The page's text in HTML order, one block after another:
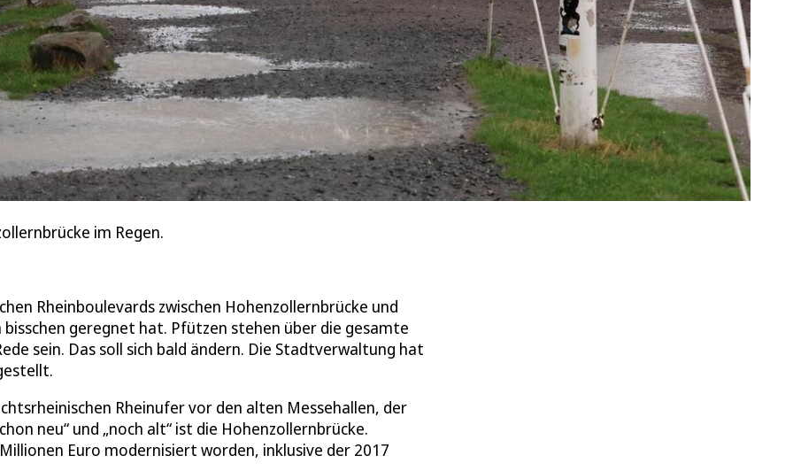
im Regen.
Rheinboulevards zwischen Hohenzollernbrücke und
geregnet hat. Pfützen stehen über die gesamte
sein. Das soll sich bald ändern. Die Stadtverwaltung hat
Rheinufer vor den alten Messehallen, der
neu“ und „noch alt“ ist die Hohenzollernbrücke.
Euro modernisiert worden, inklusive der 2017